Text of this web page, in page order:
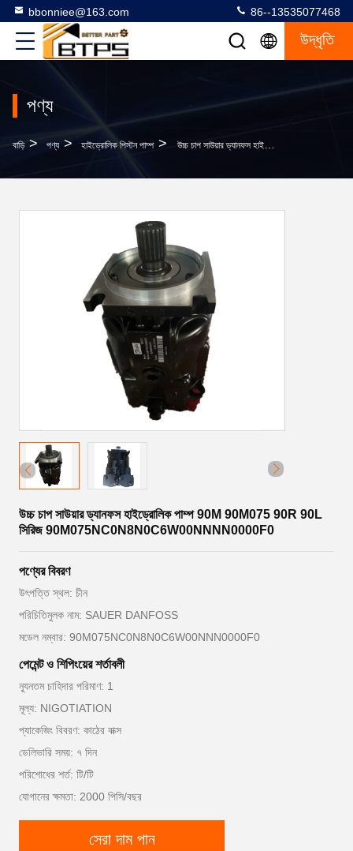
bbonniee@163.com 86--13535077468
উদ্ধৃতি
পণ্য
বাড়ি > পণ্য > হাইড্রোলিক পিস্টন পাম্প > উচ্চ চাপ সাউয়ার ড্যানফস হাইড্রোলিক পাম্প 90M 90M075 90R 90L সিরিজ 90M075NC0N8N0C6W00NNNN0000F0
উচ্চ চাপ সাউয়ার ড্যানফস হাইড্রোলিক পাম্প 90M 90M075 90R 90L
সিরিজ 90M075NC0N8N0C6W00NNNN0000F0
পণ্যের বিবরণ
উৎপত্তি স্থল: চীন
পরিচিতিমুলক নাম: SAUER DANFOSS
মডেল নম্বার: 90M075NC0N8N0C6W00NNN0000F0
পেমেন্ট ও শিপিংয়ের শর্তাবলী
ন্যূনতম চাহিদার পরিমাণ: 1
মূল্য: NIGOTIATION
প্যাকেজিং বিবরণ: কাঠের বাক্স
ডেলিভারি সময়: ৭ দিন
পরিশোধের শর্ত: টি/টি
যোগানের ক্ষমতা: 2000 পিসি/বছর
সেরা দাম পান